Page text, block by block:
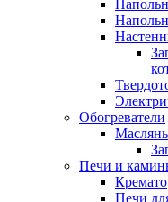
Обогреватели
Печи и
Печи